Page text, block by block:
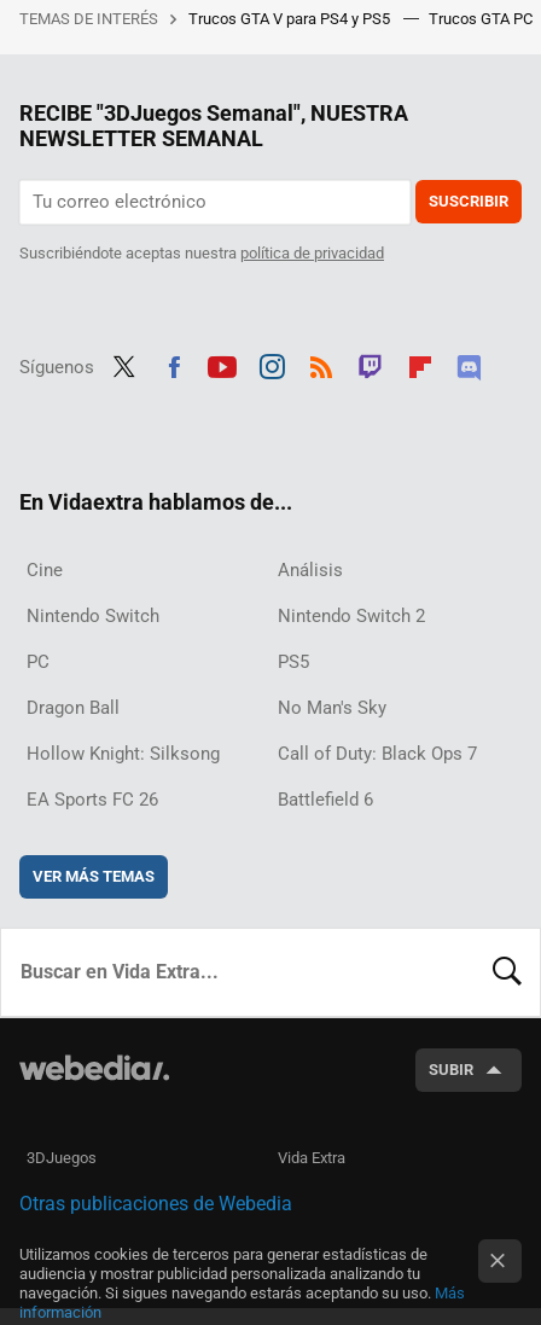
TEMAS DE INTERÉS Trucos GTA V para PS4 y PS5 Trucos GTA PC
RECIBE "3DJuegos Semanal", NUESTRA
NEWSLETTER SEMANAL
SUSCRIBIR
Suscribiéndote aceptas nuestra política de privacidad
Síguenos
En Vidaextra hablamos de...
Cine Análisis
Nintendo Switch Nintendo Switch 2
PC PS5
Dragon Ball No Man's Sky
Hollow Knight: Silksong Call of Duty: Black Ops 7
EA Sports FC 26 Battlefield 6
VER MÁS TEMAS
SUBIR
3DJuegos Vida Extra
Otras publicaciones de Webedia
Utilizamos cookies de terceros para generar estadísticas de
audiencia y mostrar publicidad personalizada analizando tu
navegación. Si sigues navegando estarás aceptando su uso. Más
información